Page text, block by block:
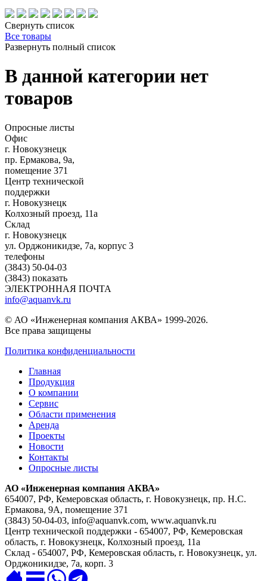
Свернуть список
Все товары
Развернуть полный список
В данной категории нет
товаров
Опросные листы
Офис
г. Новокузнецк
пр. Ермакова, 9а,
помещение 371
Центр технической
поддержки
г. Новокузнецк
Колхозный проезд, 11а
Склад
г. Новокузнецк
ул. Орджоникидзе, 7а, корпус 3
телефоны
(3843) 50-04-03
(3843) показать
ЭЛЕКТРОННАЯ ПОЧТА
info@aquanvk.ru
© АО «Инженерная компания АКВА» 1999-2026.
Все права защищены
Политика конфиденциальности
Главная
Продукция
О компании
Сервис
Области применения
Аренда
Проекты
Новости
Контакты
Опросные листы
АО «Инженерная компания АКВА»
654007, РФ, Кемеровская область, г. Новокузнецк, пр. Н.С.
Ермакова, 9А, помещение 371
(3843) 50-04-03, info@aquanvk.com, www.aquanvk.ru
Центр технической поддержки - 654007, РФ, Кемеровская
область, г. Новокузнецк, Колхозный проезд, 11а
Склад - 654007, РФ, Кемеровская область, г. Новокузнецк, ул.
Орджоникидзе, 7а, корп. 3